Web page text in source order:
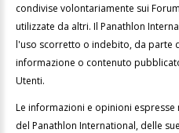
condivise volontariamente sui
utilizzate da altri. Il Panathlon
l'uso scorretto o indebito, da parte
informazione o contenuto
Utenti.
Le informazioni e opinioni
del Panathlon International, delle